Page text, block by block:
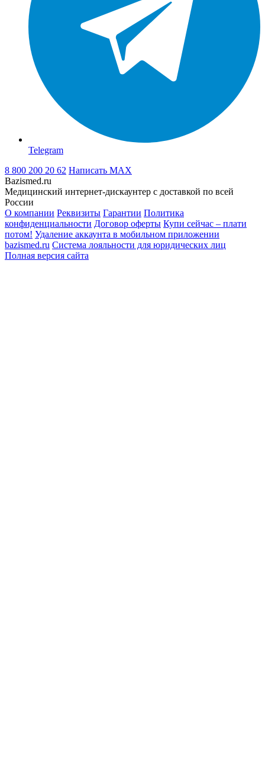
Telegram
8 800 200 20 62 Написать MAX
Bazismed.ru
Медицинский интернет-дискаунтер с доставкой по всей
России
О компании Реквизиты Гарантии Политика
конфиденциальности Договор оферты Купи сейчас – плати
потом! Удаление аккаунта в мобильном приложении
bazismed.ru Система лояльности для юридических лиц
Полная версия сайта